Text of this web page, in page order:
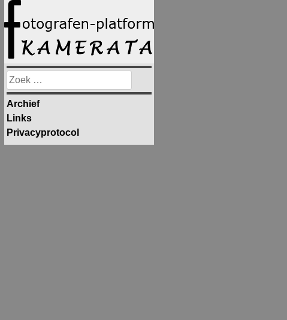
Zoek
naar:
Archief
Links
Privacyprotocol